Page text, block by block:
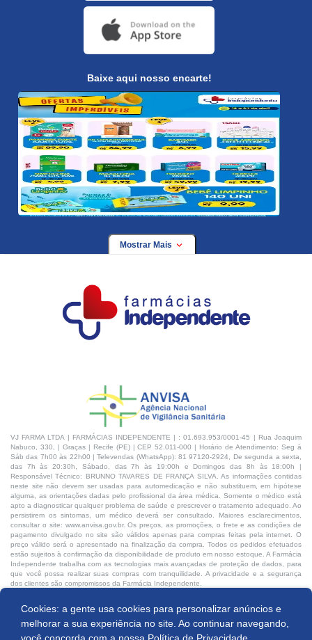
Cookies: a gente usa cookies para personalizar anúncios e
melhorar a sua experiência no site. Ao continuar navegando,
Baixe aqui nosso encarte!
Mostrar Mais
VJ FARMA LTDA | FARMÁCIAS INDEPENDENTE | : 01.693.953/0001-45 | Rua Joaquim
Nabuco, 330, | Graças | Recife (PE) | CEP 52.011-000 | Horário de Atendimento: Seg à
Sáb das 7h00 às 22h00 | Televendas (WhatsApp): 81 97120-2924, De segunda a sexta,
das 7h às 20:30h, Sábado, das 7h às 19:00h e Domingos das 8h às 18:00h |
Responsável Técnico: BRUNNO TAVARES DE FRANÇA SILVA. As informações contidas
neste site não devem ser usadas para automedicação e não substituem, em hipótese
alguma, as orientações dadas pelo profissional da área médica. Somente o médico está
apto a diagnosticar qualquer problema de saúde e prescrever o tratamento adequado. Ao
persistirem os sintomas, um médico deverá ser consultado. Maiores esclarecimentos,
consultar o site: www.anvisa.gov.br. Os preços, as promoções, o frete e as condições de
pagamento divulgado no site são válidos apenas para compras feitas pela internet. O
preço válido será o apresentado na finalização da compra. Todos os pedidos efetuados
estão sujeitos à confirmação da disponibilidade de produto em nosso estoque. A Farmácia
Independente trabalha com as tecnologias mais avançadas de proteção de dados, para
que você possa realizar suas compras com tranquilidade. A privacidade e a segurança
dos clientes são compromissos da Farmácia Independente.
Desenvolvido por: